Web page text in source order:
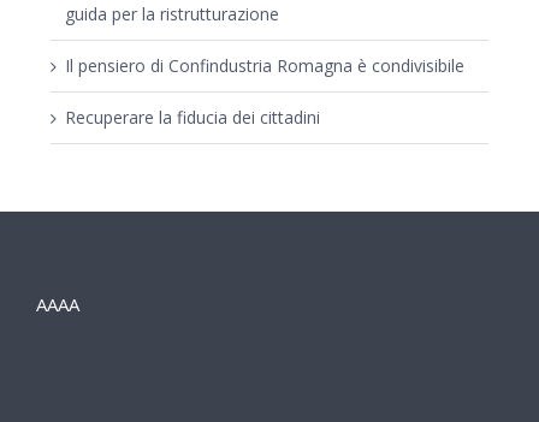
guida per la ristrutturazione
Il pensiero di Confindustria Romagna è condivisibile
Recuperare la fiducia dei cittadini
AAAA